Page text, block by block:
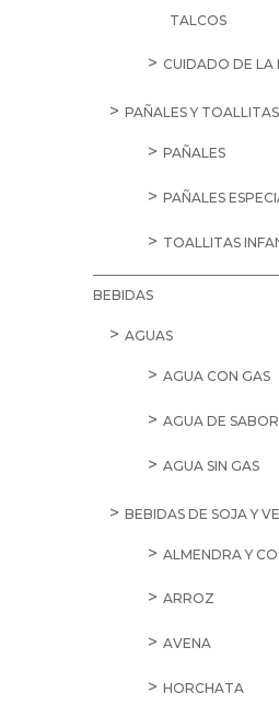
TALCOS
CUIDADO DE LA
PAÑALES Y
PAÑALES
PAÑALES
TOALLITAS
BEBIDAS
AGUAS
AGUA CON GAS
AGUA DE
AGUA SIN GAS
BEBIDAS DE SOJA Y
ALMENDRA Y
ARROZ
AVENA
HORCHATA